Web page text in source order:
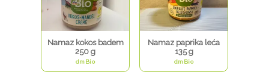
Namaz kokos badem
250 g
dmBio
Namaz paprika leća
135 g
dmBio